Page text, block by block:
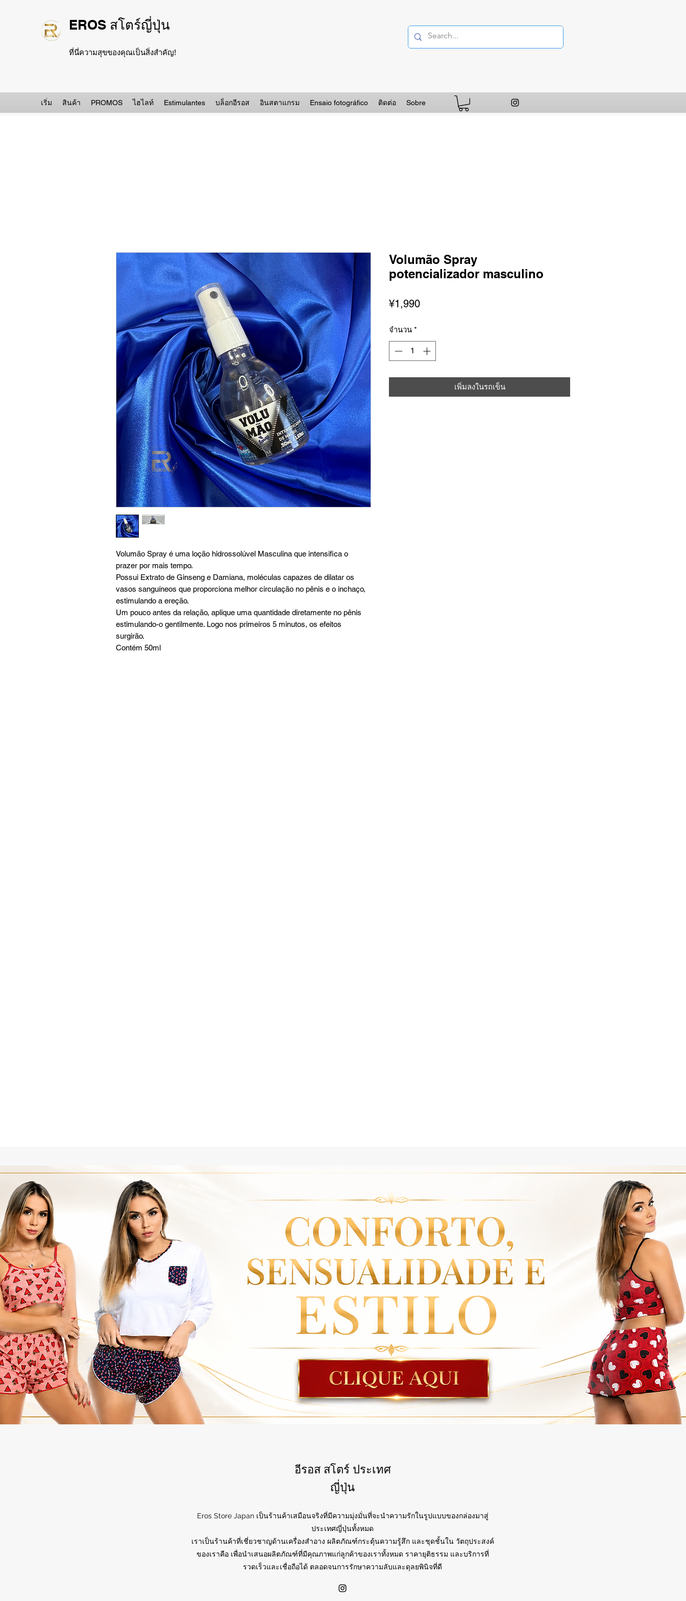
EROS สโตร์ญี่ปุ่น
ที่นี่ความสุขของคุณเป็นสิ่งสำคัญ!
เริ่ม สินค้า PROMOS ไฮไลท์ Estimulantes บล็อกอีรอส อินสตาแกรม Ensaio fotográfico ติดต่อ Sobre
Volumão Spray é uma loção hidrossolúvel Masculina que intensifica o
prazer por mais tempo.
Possui Extrato de Ginseng e Damiana, moléculas capazes de dilatar os
vasos sanguíneos que proporciona melhor circulação no pênis e o inchaço,
estimulando a ereção.
Um pouco antes da relação, aplique uma quantidade diretamente no pênis
estimulando-o gentilmente. Logo nos primeiros 5 minutos, os efeitos
surgirão.
Contém 50ml
Volumão Spray
potencializador masculino
¥1,990ราคา
จำนวน *
เพิ่มลงในรถเข็น
อีรอส สโตร์ ประเทศ
ญี่ปุ่น
Eros Store Japan เป็นร้านค้าเสมือนจริงที่มีความมุ่งมั่นที่จะนำความรักในรูปแบบของกล่องมาสู่
ประเทศญี่ปุ่นทั้งหมด
เราเป็นร้านค้าที่เชี่ยวชาญด้านเครื่องสำอาง ผลิตภัณฑ์กระตุ้นความรู้สึก และชุดชั้นใน วัตถุประสงค์
ของเราคือ เพื่อนำเสนอผลิตภัณฑ์ที่มีคุณภาพแก่ลูกค้าของเราทั้งหมด ราคายุติธรรม และบริการที่
รวดเร็วและเชื่อถือได้ ตลอดจนการรักษาความลับและดุลยพินิจที่ดี